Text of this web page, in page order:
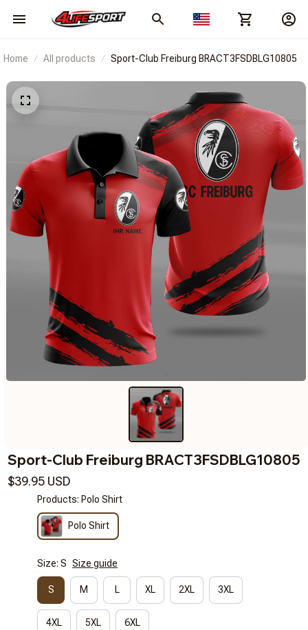
Home All products Sport-Club Freiburg BRACT3FSDBLG10805
Sport-Club Freiburg BRACT3FSDBLG10805
$39.95 USD
Products: Polo Shirt
Polo Shirt
Size: S Size guide
S M L XL 2XL 3XL
4XL 5XL 6XL